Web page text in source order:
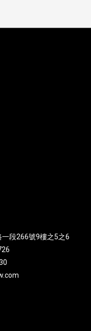
段266號9樓之5之6